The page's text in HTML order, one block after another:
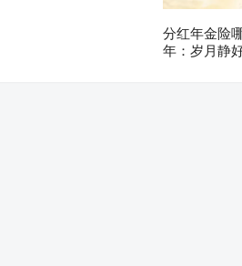
分红年金险
年：岁月静